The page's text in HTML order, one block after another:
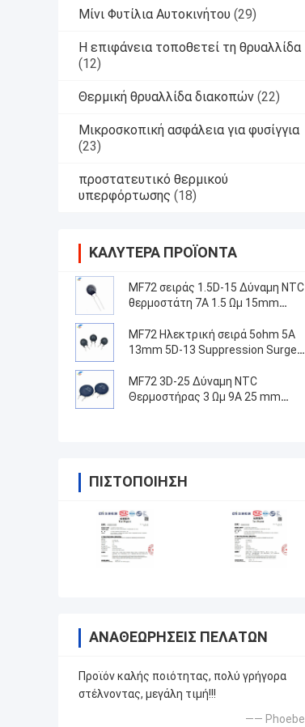
Μίνι Φυτίλια Αυτοκινήτου (29)
Η επιφάνεια τοποθετεί τη θρυαλλίδα
(12)
Θερμική θρυαλλίδα διακοπών (22)
Μικροσκοπική ασφάλεια για φυσίγγια
(23)
προστατευτικό θερμικού
υπερφόρτωσης (18)
ΚΑΛΎΤΕΡΑ ΠΡΟΪΌΝΤΑ
MF72 σειράς 1.5D-15 Δύναμη NTC
θερμοστάτη 7A 1.5 Ωμ 15mm
τροφοδοσίας
MF72 Ηλεκτρική σειρά 5ohm 5A
13mm 5D-13 Suppression Surge
εξοπλισμό τροφοδοσίας
MF72 3D-25 Δύναμη NTC
Θερμοστήρας 3 Ωμ 9A 25 mm
ΠΙΣΤΟΠΟΊΗΣΗ
ΑΝΑΘΕΩΡΉΣΕΙΣ ΠΕΛΑΤΏΝ
Προϊόν καλής ποιότητας, πολύ γρήγορα
στέλνοντας, μεγάλη τιμή!!!
—— Phoebe